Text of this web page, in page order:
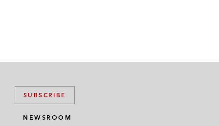
SUBSCRIBE
NEWSROOM